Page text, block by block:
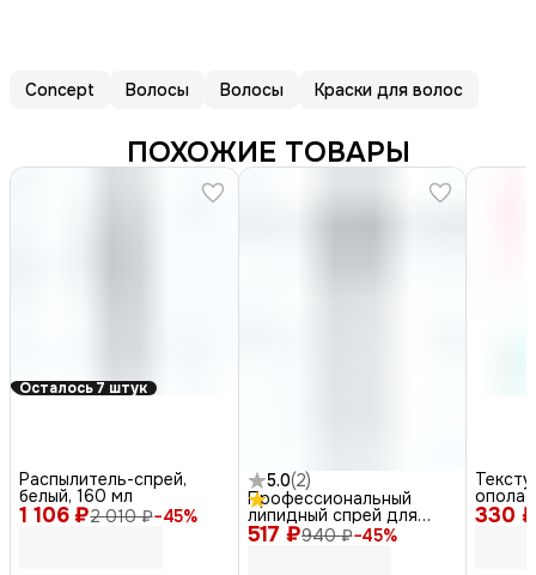
Concept Волосы Волосы Краски для волос
ПОХОЖИЕ ТОВАРЫ
Осталось 7 штук
1 106 ₽2 010 ₽−45%
Распылитель-спрей,
белый, 160 мл
5.0(2)
517 ₽940 ₽−45%
Профессиональный
липидный спрей для
интенсивного
восстановления волос,
330 ₽